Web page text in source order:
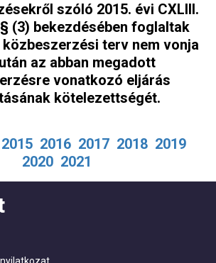
szóló 2015. évi CXLIII.
(3) bekezdésében foglaltak
közbeszerzési terv nem vonja
az abban megadott
vonatkozó eljárás
kötelezettségét.
2015 2016 2017 2018 2019
2020 2021